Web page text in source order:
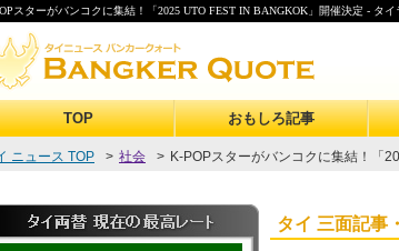
スターがバンコクに集結！「2025 UTO FEST IN BANGKOK」開催決定 - タ
TOP おもしろ記事
ニュース TOP > 社会 > K-POPスターがバンコクに集結！「
タイ 三面記事